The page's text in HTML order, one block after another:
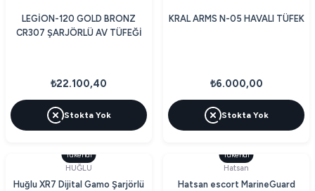
LEGİON-120 GOLD BRONZ
CR307 ŞARJÖRLÜ AV TÜFEĞİ
₺22.100,40
Stokta Yok
KRAL ARMS N-05 HAVALI TÜFEK
₺6.000,00
Stokta Yok
Tükendi
HUĞLU
Huğlu XR7 Dijital Gamo Şarjörlü
Tükendi
Hatsan
Hatsan escort MarineGuard